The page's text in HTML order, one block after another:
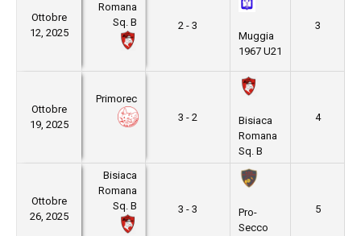
Ottobre
12, 2025
Romana
Sq. B
2 - 3
Muggia
1967 U21
3
Ottobre
19, 2025
Primorec
3 - 2
Bisiaca
Romana
Sq. B
4
Ottobre
26, 2025
Bisiaca
Romana
Sq. B
3 - 3
Pro-
Secco
5